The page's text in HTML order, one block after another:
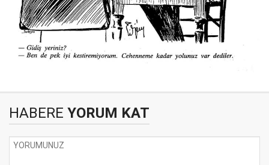
HABERE YORUM KAT